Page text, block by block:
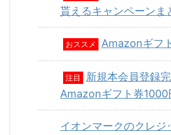
貰えるキャンペーンま
おススメ Amazonギフ
注目
新規本会員登録
Amazonギフト券1000
イオンマークのクレジ